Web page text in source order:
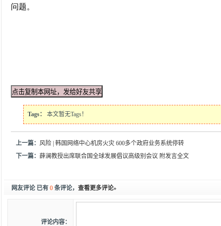
问题。
Tags： 本文暂无Tags！
上一篇： 风险 | 韩国网络中心机房火灾 600多个政府业务系统停转
下一篇： 薛澜教授出席联合国全球发展倡议高级别会议 附发言全文
网友评论 已有 0 条评论， 查看更多评论»
评论内容：